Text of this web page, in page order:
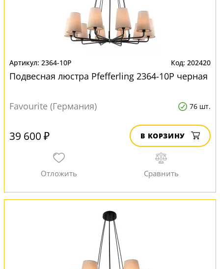
2364-10P 202420
Подвесная люстра Pfefferling 2364-10P черная
Favourite (Германия) 76 шт.
39 600 ₽ В КОРЗИНУ